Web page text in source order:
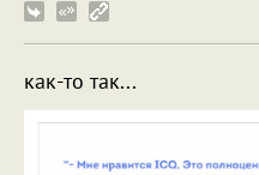
как-то так...